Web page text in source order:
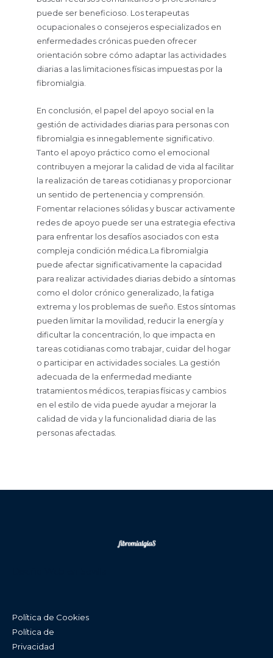
puede ser beneficioso. Los terapeutas
ocupacionales o consejeros especializados en
enfermedades crónicas pueden ofrecer
orientación sobre cómo adaptar las actividades
diarias a las limitaciones físicas impuestas por la
fibromialgia.
En conclusión, el papel del apoyo social en la
gestión de actividades diarias para personas con
fibromialgia es innegablemente significativo.
Tanto el apoyo práctico como el emocional
contribuyen a mejorar la calidad de vida al facilitar
la realización de tareas cotidianas y proporcionar
un sentido de pertenencia y comprensión.
Fomentar relaciones sólidas y buscar activamente
redes de apoyo puede ser una estrategia efectiva
para enfrentar los desafíos asociados con esta
compleja condición médica.La fibromialgia
puede afectar significativamente la capacidad
para realizar actividades diarias debido a síntomas
como el dolor crónico generalizado, la fatiga
extrema y los problemas de sueño. Estos síntomas
pueden limitar la movilidad, reducir la energía y
dificultar la concentración, lo que impacta en
tareas cotidianas como trabajar, cuidar del hogar
o participar en actividades sociales. La gestión
adecuada de la enfermedad mediante
tratamientos médicos, terapias físicas y cambios
en el estilo de vida puede ayudar a mejorar la
calidad de vida y la funcionalidad diaria de las
personas afectadas.
Política de Cookies
Política de
Privacidad